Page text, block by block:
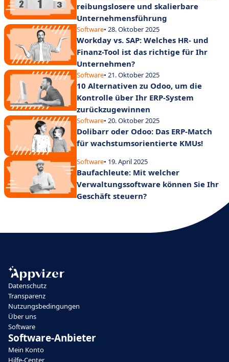
reibungslosere und skalierbare
Unternehmensführung
Software• 28. Oktober 2025
Workday vs. SAP: Welches HR- und
Finanz-Tool ist das richtige für Ihr
Unternehmen?
Software• 21. Oktober 2025
10 Alternativen zu Odoo, um die
Kontrolle über Ihr ERP-System
zurückzugewinnen
Software• 20. Oktober 2025
Dolibarr oder Odoo: Das ERP-Match
für wachstumsorientierte KMUs!
Software• 19. April 2025
Baufachleute: Mit welcher
Verwaltungssoftware können Sie Ihr
Geschäft steuern?
Datenschutz
Transparenz
Nutzungsbedingungen
Über uns
Software
Software-Anbieter
Mein Konto
Hilfe-Center